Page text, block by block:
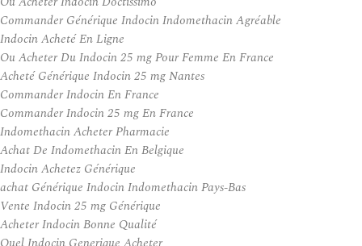
Commander Générique Indocin Indomethacin Agréable
Indocin Acheté En Ligne
Ou Acheter Du Indocin 25 mg Pour Femme En France
Acheté Générique Indocin 25 mg Nantes
Commander Indocin En France
Commander Indocin 25 mg En France
Indomethacin Acheter Pharmacie
Achat De Indomethacin En Belgique
Indocin Achetez Générique
achat Générique Indocin Indomethacin Pays-Bas
Vente Indocin 25 mg Générique
Acheter Indocin Bonne Qualité